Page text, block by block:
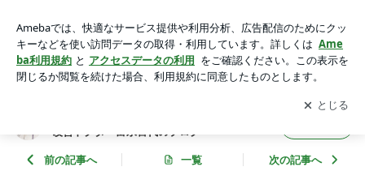
生を取り戻した症例 | 痛みで苦しまない人生を医学の力で導く
痛み改善ドクター富永喜代のブログ
アプリをダウンロードして ブログの更新通知
を受け取りまし
ょう。
開く
改善ドクター富永喜代のブログ
前の記事へ 一覧 次の記事へ